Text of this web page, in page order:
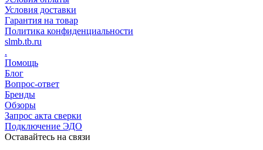
Условия доставки
Гарантия на товар
Политика конфиденциальности
slmb.tb.ru
.
Помощь
Блог
Вопрос-ответ
Бренды
Обзоры
Запрос акта сверки
Подключение ЭДО
Оставайтесь на связи